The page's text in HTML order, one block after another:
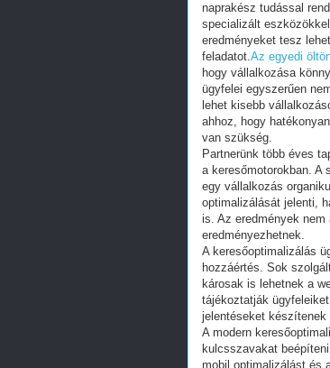
naprakész tudással
specializált
eredményeket tesz
feladatot.Az egyedi
hogy vállalkozása
ügyfelei egyszerűen
lehet kisebb
ahhoz, hogy
van szükség.
Partnerünk több éves
a keresőmotorokban. A
egy vállalkozás
optimalizálását jelenti,
is. Az eredmények
eredményezhetnek.
A keresőoptimalizálás
hozzáértés. Sok
károsak is lehetnek a
tájékoztatják
jelentéseket készítenek
A modern
kulcsszavakat
mobil optimalizálást és